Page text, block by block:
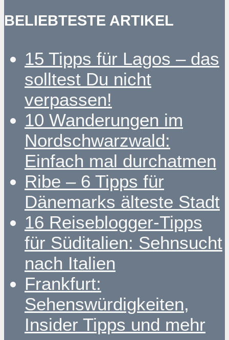
BELIEBTESTE ARTIKEL
15 Tipps für Lagos – das
solltest Du nicht
verpassen!
10 Wanderungen im
Nordschwarzwald:
Einfach mal durchatmen
Ribe – 6 Tipps für
Dänemarks älteste Stadt
16 Reiseblogger-Tipps
für Süditalien: Sehnsucht
nach Italien
Frankfurt:
Sehenswürdigkeiten,
Insider Tipps und mehr